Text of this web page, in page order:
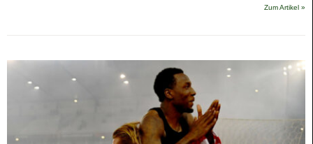
Zum Artikel »